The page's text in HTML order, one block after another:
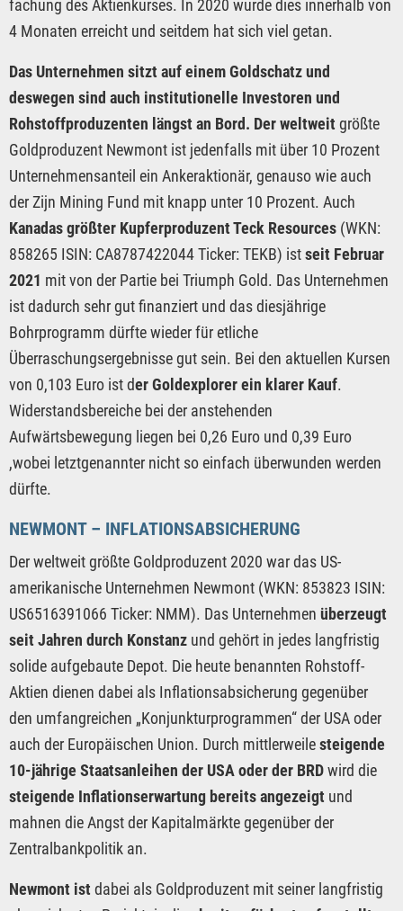
fachung des Aktienkurses. In 2020 wurde dies innerhalb von
4 Monaten erreicht und seitdem hat sich viel getan.
Das Unternehmen sitzt auf einem Goldschatz und
deswegen sind auch institutionelle Investoren und
Rohstoffproduzenten längst an Bord. Der weltweitgrößte
Goldproduzent Newmont ist jedenfalls mit über 10 Prozent
Unternehmensanteil ein Ankeraktionär, genauso wie auch
der Zijn Mining Fund mit knapp unter 10 Prozent. Auch
Kanadas größter Kupferproduzent Teck Resources (WKN:
858265 ISIN: CA8787422044 Ticker: TEKB) istseit Februar
2021 mit von der Partie bei Triumph Gold. Das Unternehmen
ist dadurch sehr gut finanziert und das diesjährige
Bohrprogramm dürfte wieder für etliche
Überraschungsergebnisse gut sein. Bei den aktuellen Kursen
von 0,103 Euro ist der Goldexplorer ein klarer Kauf.
Widerstandsbereiche bei der anstehenden
Aufwärtsbewegung liegen bei 0,26 Euro und 0,39 Euro
,wobei letztgenannter nicht so einfach überwunden werden
dürfte.
NEWMONT – INFLATIONSABSICHERUNG
Der weltweit größte Goldproduzent 2020 war das US-
amerikanische Unternehmen Newmont (WKN: 853823 ISIN:
US6516391066 Ticker: NMM). Das Unternehmen überzeugt
seit Jahren durch Konstanz und gehört in jedes langfristig
solide aufgebaute Depot. Die heute benannten Rohstoff-
Aktien dienen dabei als Inflationsabsicherung gegenüber
den umfangreichen „Konjunkturprogrammen“ der USA oder
auch der Europäischen Union. Durch mittlerweilesteigende
10-jährige Staatsanleihen der USA oder der BRDwird die
steigende Inflationserwartung bereits angezeigt und
mahnen die Angst der Kapitalmärkte gegenüber der
Zentralbankpolitik an.
Newmont istdabei als Goldproduzent mit seiner langfristig